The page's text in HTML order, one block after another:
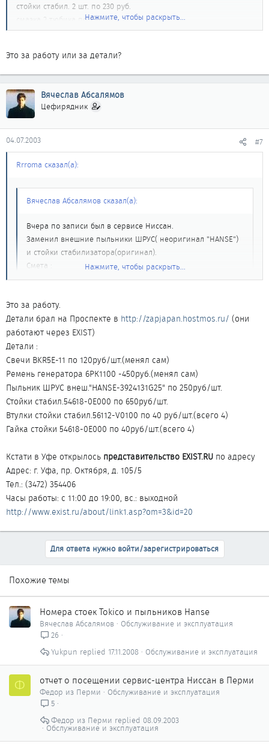
стойки стабил. 2 шт. по 230 руб.
смазка 2 тюбика по 150 руб.Нажмите, чтобы раскрыть...
Это за работу или за детали?
Вячеслав Абсалямов
Цефирядник
04.07.2003 #7
Rrroma сказал(а):
Вячеслав Абсалямов сказал(а):
Вчера по записи был в сервисе Ниссан.
Заменил внешние пыльники ШРУС( неоригинал "HANSE")
и стойки стабилизатора(оригинал).
Смета :
замена ШРУС 2 шт. по 630 руб.(с промывкой ШРУС и
стойки стабил. 2 шт. по 230 руб.
смазка 2 тюбика по 150 руб.
Это за работу или за детали?
Нажмите, чтобы раскрыть...
Это за работу.
Детали брал на Проспекте в http://zapjapan.hostmos.ru/ (они
работают через EXIST)
Детали :
Свечи BKR5E-11 по 120руб/шт.(менял сам)
Ремень генератора 6РК1100 -450руб.(менял сам)
Пыльник ШРУС внеш."НАNSE-3924131G25" по 250руб/шт.
Стойки стабил.54618-0E000 по 650руб/шт.
Втулки стойки стабил.56112-V0100 по 40 руб/шт.(всего 4)
Гайка стойки 54618-0E000 по 40руб/шт.(всего 4)
Кстати в Уфе открылось представительство EXIST.RU по адресу
Адрес: г. Уфа, пр. Октября, д. 105/5
Тел.: (3472) 354406
Часы работы: с 11:00 до 19:00, вс.: выходной
http://www.exist.ru/about/link1.asp?om=3&id=20
Для ответа нужно войти/зарегистрироваться
Похожие темы
Номера стоек Tokico и пыльников Hanse
Вячеслав Абсалямов
Обслуживание и эксплуатация
26
Обслуживание и эксплуатация
17.11.2008
Yukpun
Ф отчет о посещении сервис-центра Ниссан в Перми
Федор из Перми
Обслуживание и эксплуатация
5
Обслуживание и эксплуатация
08.09.2003
Федор из Перми